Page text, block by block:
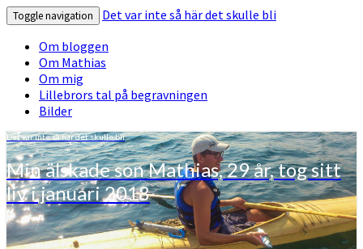
Toggle navigation
Det var inte så här det skulle bli
Om bloggen
Om Mathias
Om mig
Lillebrors tal på begravningen
Bilder
Det var inte så här det skulle bli
Min älskade son Mathias, 29 år, tog sitt
liv i januari 2018